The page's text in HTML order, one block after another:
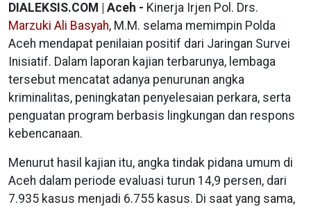
DIALEKSIS.COM | Aceh - Kinerja Irjen Pol. Drs.
Marzuki Ali Basyah, M.M. selama memimpin Polda
Aceh mendapat penilaian positif dari Jaringan Survei
Inisiatif. Dalam laporan kajian terbarunya, lembaga
tersebut mencatat adanya penurunan angka
kriminalitas, peningkatan penyelesaian perkara, serta
penguatan program berbasis lingkungan dan respons
kebencanaan.
Menurut hasil kajian itu, angka tindak pidana umum di
Aceh dalam periode evaluasi turun 14,9 persen, dari
7.935 kasus menjadi 6.755 kasus. Di saat yang sama,